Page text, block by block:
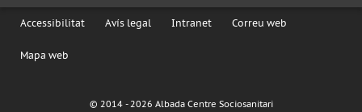
Accessibilitat Avís legal Intranet Correu web
Mapa web
© 2014 -2026 Albada Centre Sociosanitari